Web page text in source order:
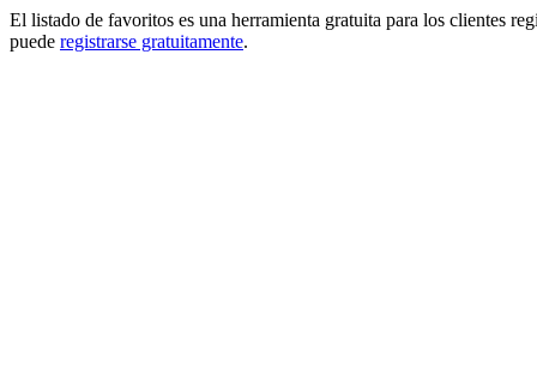
El listado de favoritos es una herramienta gratuita para los clientes
puede registrarse gratuitamente.